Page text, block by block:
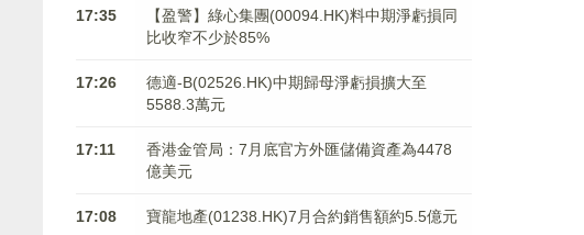
17:35
【盈警】綠心集團(00094.HK)料中期淨虧損同
比收窄不少於85%
17:26
德適-B(02526.HK)中期歸母淨虧損擴大至
5588.3萬元
17:11
香港金管局：7月底官方外匯儲備資產為4478
億美元
17:08 寶龍地產(01238.HK)7月合約銷售額約5.5億元